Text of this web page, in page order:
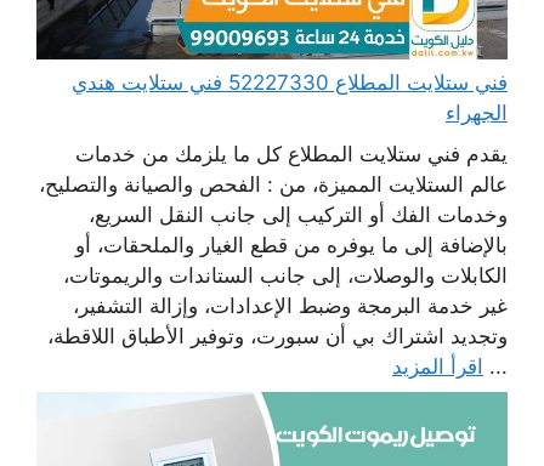
فني ستلايت المطلاع 52227330 فني ستلايت هندي
الجهراء
يقدم فني ستلايت المطلاع كل ما يلزمك من خدمات
عالم الستلايت المميزة، من : الفحص والصيانة والتصليح،
وخدمات الفك أو التركيب إلى جانب النقل السريع،
بالإضافة إلى ما يوفره من قطع الغيار والملحقات، أو
الكابلات والوصلات، إلى جانب الستاندات والريموتات،
غير خدمة البرمجة وضبط الإعدادات، وإزالة التشفير،
وتجديد اشتراك بي أن سبورت، وتوفير الأطباق اللاقطة،
... اقرأ المزيد